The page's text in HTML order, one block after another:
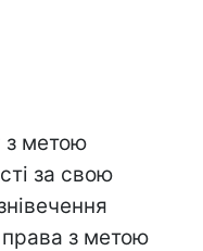
з метою
за свою
з метою